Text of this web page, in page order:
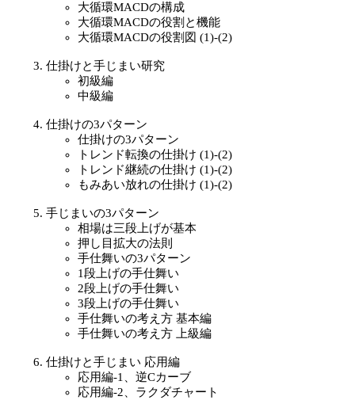
大循環MACDの構成
大循環MACDの役割と機能
大循環MACDの役割図 (1)-(2)
仕掛けと手じまい研究
初級編
中級編
仕掛けの3パターン
仕掛けの3パターン
トレンド転換の仕掛け (1)-(2)
トレンド継続の仕掛け (1)-(2)
もみあい放れの仕掛け (1)-(2)
手じまいの3パターン
相場は三段上げが基本
押し目拡大の法則
手仕舞いの3パターン
1段上げの手仕舞い
2段上げの手仕舞い
3段上げの手仕舞い
手仕舞いの考え方 基本編
手仕舞いの考え方 上級編
仕掛けと手じまい 応用編
応用編-1、逆Cカーブ
応用編-2、ラクダチャート